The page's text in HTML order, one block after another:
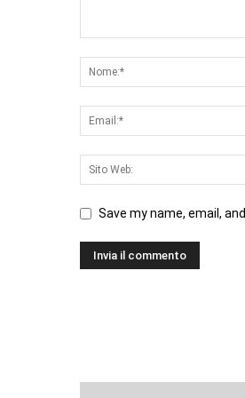
Save my name, email,